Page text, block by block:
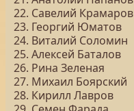
22. Савелий Крамаров
23. Георгий Юматов
24. Виталий Соломин
25. Алексей Баталов
26. Рина Зеленая
27. Михаил Боярский
28. Кирилл Лавров